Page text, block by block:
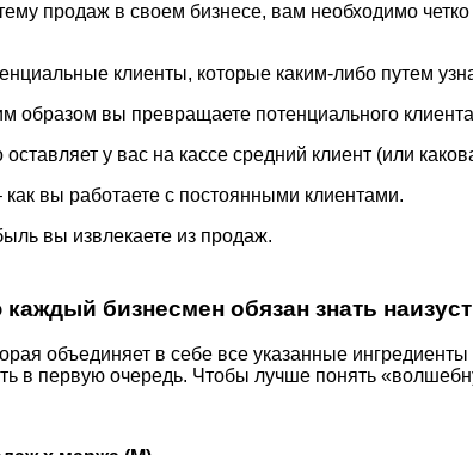
продаж в своем бизнесе, вам необходимо
клиенты, которые каким-либо путем
образом вы превращаете потенциального
у вас на кассе средний клиент (или
вы работаете с постоянными клиентами.
вы извлекаете из продаж.
бизнесмен обязан знать
объединяет в себе все указанные
в первую очередь. Чтобы лучше понять